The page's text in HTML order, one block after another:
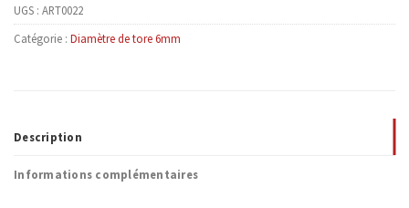
UGS : ART0022
Catégorie : Diamètre de tore 6mm
Description
Informations complémentaires